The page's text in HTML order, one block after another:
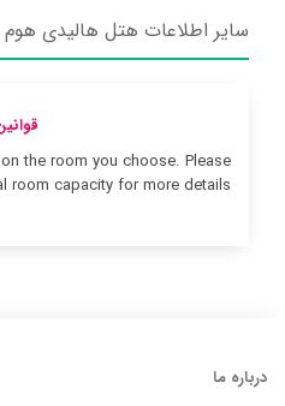
سایر اطلاعات هتل هالیدی هوم
the room you choose. Please
room capacity for more details.
درباره ما